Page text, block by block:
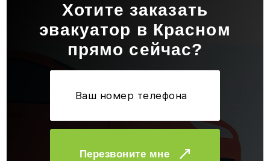
Хотите заказать
эвакуатор в Красном
прямо сейчас?
Перезвоните мне